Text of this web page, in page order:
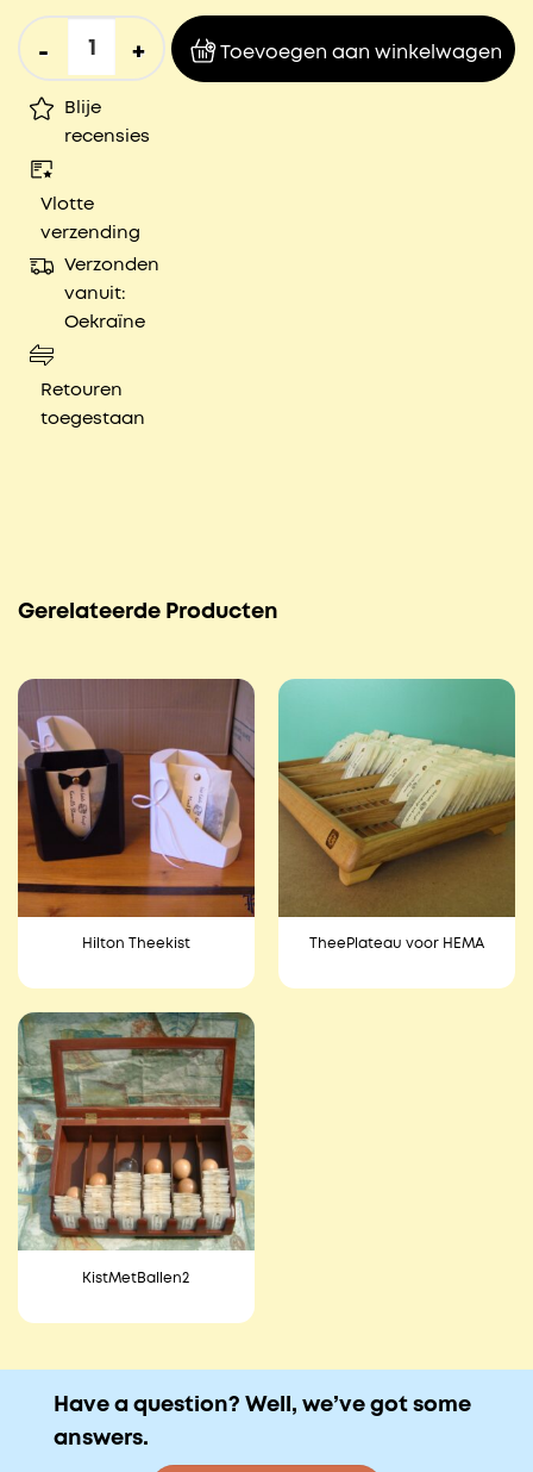
4Theekisten2 aantal
Toevoegen aan winkelwagen
Blije
recensies
Vlotte
verzending
Verzonden
vanuit:
Oekraïne
Retouren
toegestaan
Gerelateerde Producten
Hilton Theekist TheePlateau voor HEMA
KistMetBallen2
Have a question? Well, we’ve got some
answers.